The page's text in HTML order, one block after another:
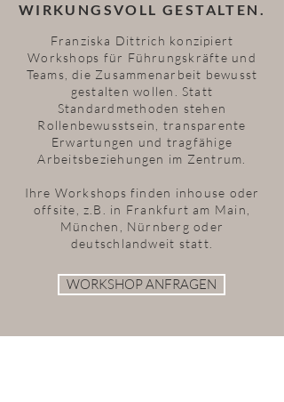
WIRKUNGSVOLL GESTALTEN.
Franziska Dittrich konzipiert
Workshops für Führungskräfte und
Teams, die Zusammenarbeit bewusst
gestalten wollen. Statt
Standardmethoden stehen
Rollenbewusstsein, transparente
Erwartungen und tragfähige
Arbeitsbeziehungen im Zentrum.
Ihre Workshops finden inhouse oder
offsite, z.B. in Frankfurt am Main,
München, Nürnberg oder
deutschlandweit statt.
WORKSHOP ANFRAGEN